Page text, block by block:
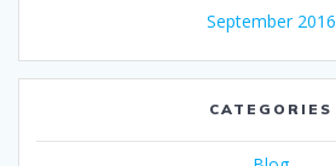
September 2016
CATEGORIES